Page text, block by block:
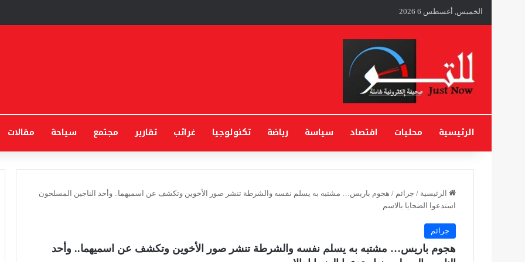
الخميس, أغسطس 6 2026
الرئيسية محليات اقتصاد سياسة رياضة تكنولوجيا غرائب تقارير مجتمع سياحة مقالات
الرئيسية / جرائم / هجوم باريس… مشتبه به يسلم نفسه والشرطة تنشر صور الأخوين وتكشف عن اسميهما.. وأحد الناجين المسلحون
استدعوا الضحايا بالاسم
جرائم
هجوم باريس… مشتبه به يسلم نفسه والشرطة تنشر صور الأخوين وتكشف عن اسميهما.. وأحد